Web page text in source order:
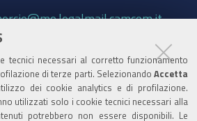
tecnici necessari al corretto funzionamento
di terze parti. Selezionando Accetta
dei cookie analytics e di profilazione.
utilizzati solo i cookie tecnici necessari alla
potrebbero non essere disponibili. Le